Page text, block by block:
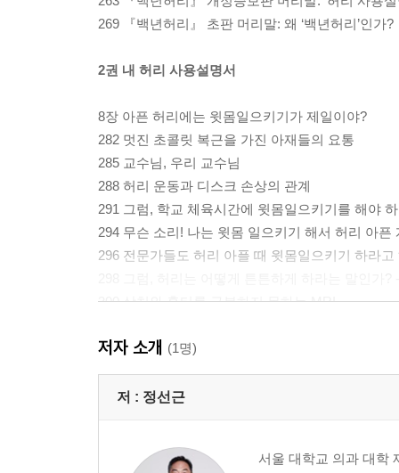
269 『백년허리』 초판 머리말: 왜 ‘백년허리’인가?
2권 내 허리 사용설명서
8장 아픈 허리에는 윗몸일으키기가 제일이야?
282 멋진 초콜릿 복근을 가진 아재들의 요통
285 교수님, 우리 교수님
288 허리 운동과 디스크 손상의 관계
291 그럼, 학교 체육시간에 윗몸일으키기를 해야
294 무슨 소리! 나는 윗몸 일으키기 해서 허리 아
296 전문가들도 허리 아플 때 윗몸일으키기 하라고
300 상처와 흉터를 구분하지 못하는 MRI
305 너무나도 소중한 내 허리통증
306 척추 통증시스템의 에러 메시지 - 운동 중(中)
308 척추 통증시스템의 에러 메시지 - 운동 후(後)
315 강한 허리는 강한 엉덩이로부터
저자 소개 (1명)
저 : 정선근
서울 대학교 의과 대학